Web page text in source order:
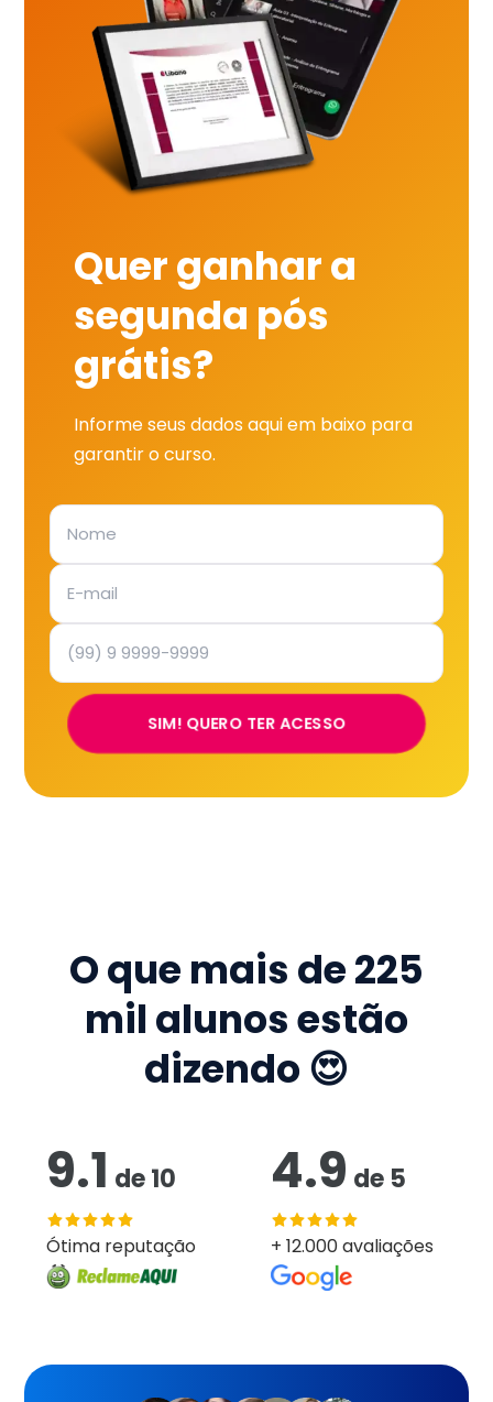
Quer ganhar a
segunda pós
grátis?
Informe seus dados aqui em baixo para
garantir o curso.
SIM! QUERO TER ACESSO
O que mais de225
mil alunos estão
dizendo 😍
9.1 de10
Ótima reputação
4.9 de 5
+ 12.000 avaliações